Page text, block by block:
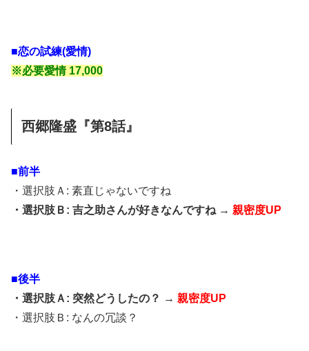
■恋の試練(愛情)
※必要愛情 17,000
西郷隆盛『第8話』
■前半
・選択肢Ａ: 素直じゃないですね
・選択肢Ｂ: 吉之助さんが好きなんですね → 親密度UP
■後半
・選択肢Ａ: 突然どうしたの？ → 親密度UP
・選択肢Ｂ: なんの冗談？